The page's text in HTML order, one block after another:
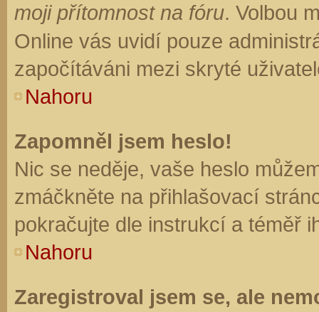
moji přítomnost na fóru. Volbou
Online vás uvidí pouze
započítáváni mezi skryté
Nahoru
Zapomněl jsem heslo!
Nic se neděje, vaše heslo
zmáčkněte na přihlašovací
pokračujte dle instrukcí a téměř
Nahoru
Zaregistroval jsem se, ale